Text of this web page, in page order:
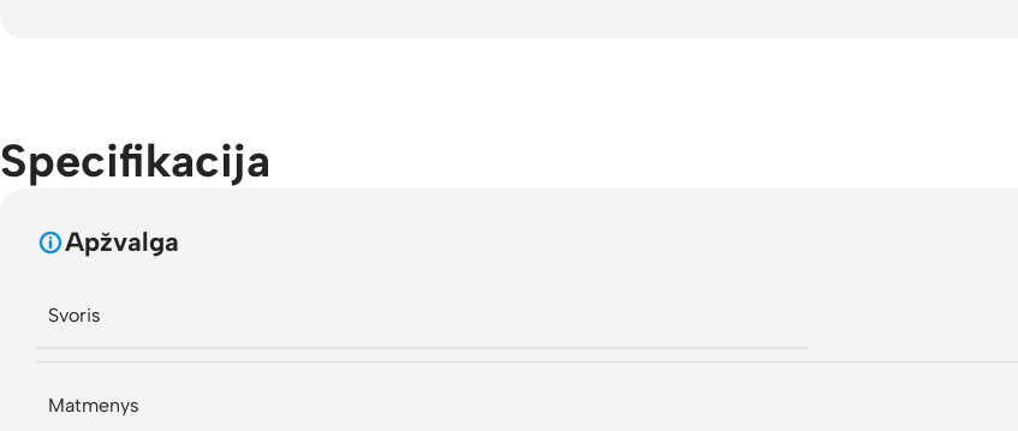
Specifikacija
Apžvalga
Svoris
Matmenys